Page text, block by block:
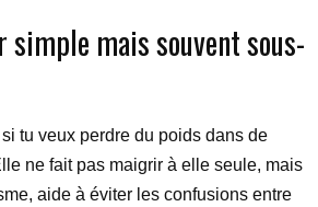
simple mais souvent sous-
si tu veux perdre du poids dans de
ne fait pas maigrir à elle seule, mais
aide à éviter les confusions entre